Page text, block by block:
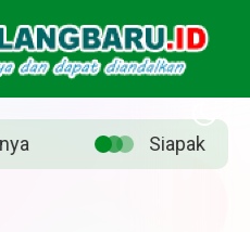
Marvel yang diperankan